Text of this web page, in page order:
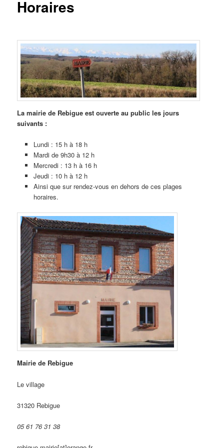
Horaires
La mairie de Rebigue est ouverte au public les jours
suivants :
Lundi : 15 h à 18 h
Mardi de 9h30 à 12 h
Mercredi : 13 h à 16 h
Jeudi : 10 h à 12 h
Ainsi que sur rendez-vous en dehors de ces plages
horaires.
Mairie de Rebigue
Le village
31320 Rebigue
05 61 76 31 38